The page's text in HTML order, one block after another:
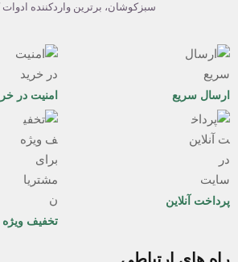
سبزکوشان، برترین واردکننده
ارسال سریع امنیت در
پرداخت آنلاین
تخفیف ویژه